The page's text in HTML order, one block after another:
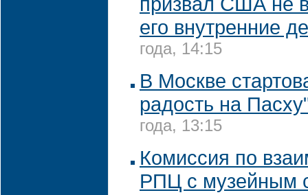
его внутренние
года, 14:15
В Москве
радость на
года, 13:15
Комиссия по
РПЦ с музейным